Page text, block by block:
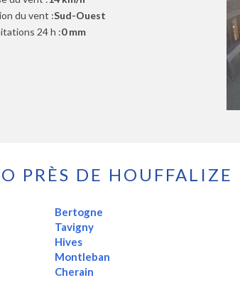
du vent :Sud-Ouest
24 h :0 mm
PRÈS DE HOUFFALIZE
Bertogne
Tavigny
Hives
Montleban
Cherain